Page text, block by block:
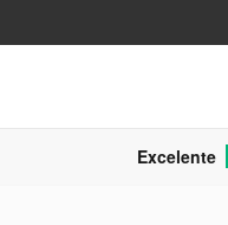
Excelente